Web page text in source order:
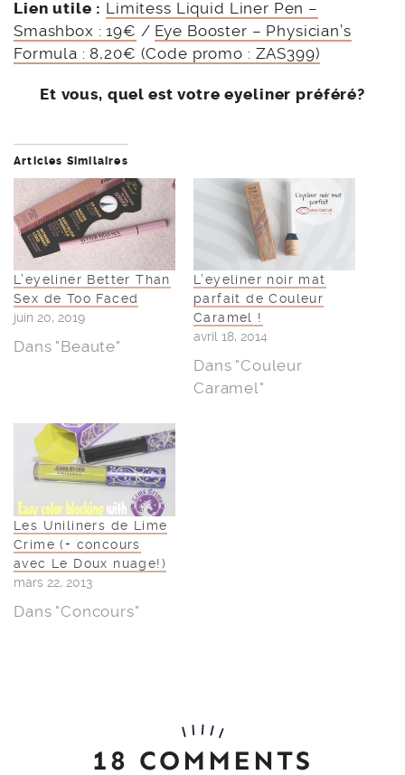
Lien utile : Limitess Liquid Liner Pen –
Smashbox : 19€ / Eye Booster – Physician’s
Formula : 8,20€ (Code promo : ZAS399)
Et vous, quel est votre eyeliner préféré?
Articles Similaires
L’eyeliner Better Than
Sex de Too Faced
juin 20, 2019
Dans "Beaute"
L’eyeliner noir mat
parfait de Couleur
Caramel !
avril 18, 2014
Dans "Couleur
Caramel"
Les Uniliners de Lime
Crime (+ concours
avec Le Doux nuage!)
mars 22, 2013
Dans "Concours"
18 COMMENTS